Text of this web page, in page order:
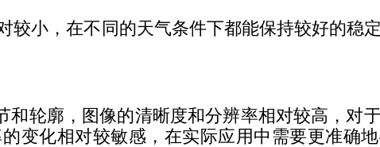
小，在不同的天气条件下都能保持较好的稳
轮廓，图像的清晰度和分辨率相对较高，对
变化相对较敏感，在实际应用中需要更准确